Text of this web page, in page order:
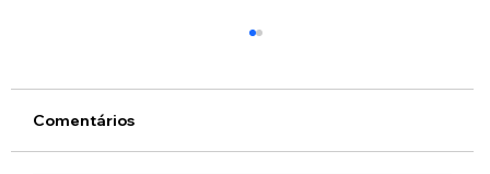
Comentários